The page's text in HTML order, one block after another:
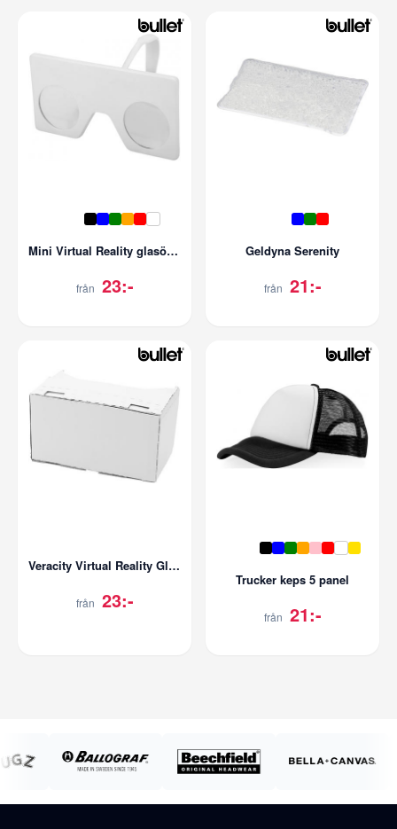
Mini Virtual Reality glasögon
från 23:-
Geldyna Serenity
från 21:-
Veracity Virtual Reality Glasögon
från 23:-
Trucker keps 5 panel
från 21:-